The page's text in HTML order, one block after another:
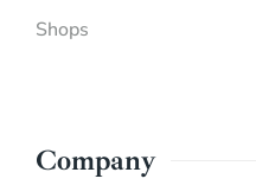
Shops
Company